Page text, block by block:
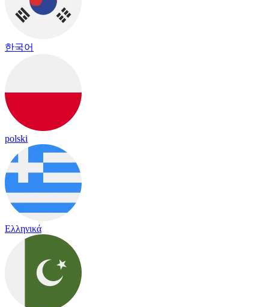
한국어
polski
Ελληνικά